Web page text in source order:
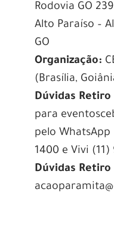
Rodovia GO
Alto Paraíso –
GO
Organização:
(Brasília,
Dúvidas
para
pelo WhatsApp
1400 e Vivi (11)
Dúvidas Retiro